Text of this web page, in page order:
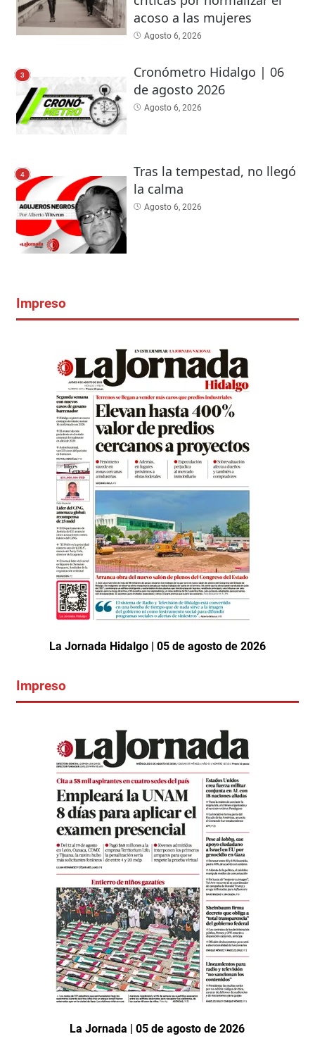
acoso a las mujeres
Agosto 6, 2026
3
Cronómetro Hidalgo | 06
de agosto 2026
Agosto 6, 2026
4
Tras la tempestad, no llegó
la calma
Agosto 6, 2026
Impreso
La Jornada Hidalgo | 05 de agosto de 2026
Impreso
La Jornada | 05 de agosto de 2026